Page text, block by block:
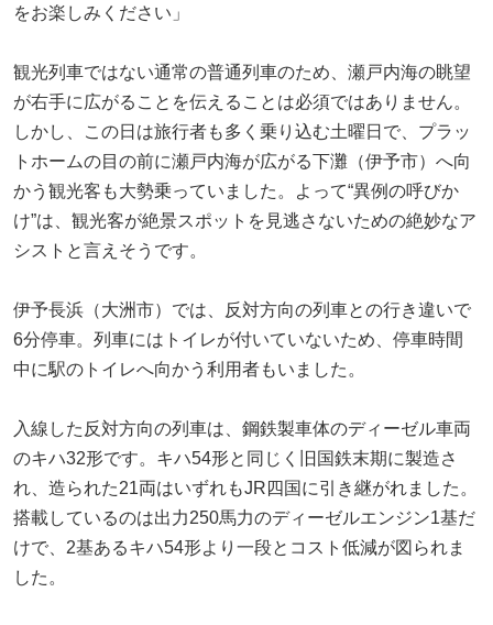
をお楽しみください」
観光列車ではない通常の普通列車のため、瀬戸内海の眺望
が右手に広がることを伝えることは必須ではありません。
しかし、この日は旅行者も多く乗り込む土曜日で、プラッ
トホームの目の前に瀬戸内海が広がる下灘（伊予市）へ向
かう観光客も大勢乗っていました。よって“異例の呼びか
け”は、観光客が絶景スポットを見逃さないための絶妙なア
シストと言えそうです。
伊予長浜（大洲市）では、反対方向の列車との行き違いで
6分停車。列車にはトイレが付いていないため、停車時間
中に駅のトイレへ向かう利用者もいました。
入線した反対方向の列車は、鋼鉄製車体のディーゼル車両
のキハ32形です。キハ54形と同じく旧国鉄末期に製造さ
れ、造られた21両はいずれもJR四国に引き継がれました。
搭載しているのは出力250馬力のディーゼルエンジン1基だ
けで、2基あるキハ54形より一段とコスト低減が図られま
した。